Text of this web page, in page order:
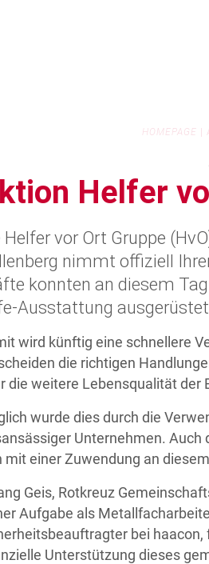
HOMEPAGE
Helfer
Helfer vor Ort Gruppe
nimmt offiziell
konnten an diesem
Ausstattung
wird künftig eine schnellere
die richtigen
die weitere Lebensqualität der
wurde dies durch die
Unternehmen. Auch
mit einer Zuwendung an
Geis, Rotkreuz
Aufgabe als
bei
Unterstützung dieses